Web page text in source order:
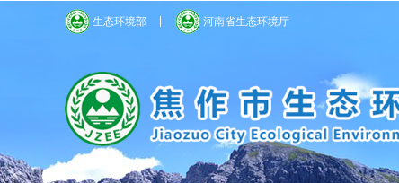
生态环境部 河南省生态环境厅